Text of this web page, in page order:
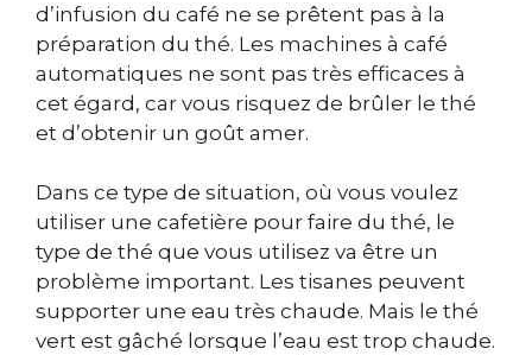
d’infusion du café ne se prêtent pas à la
préparation du thé. Les machines à café
automatiques ne sont pas très efficaces à
cet égard, car vous risquez de brûler le thé
et d’obtenir un goût amer.
Dans ce type de situation, où vous voulez
utiliser une cafetière pour faire du thé, le
type de thé que vous utilisez va être un
problème important. Les tisanes peuvent
supporter une eau très chaude. Mais le thé
vert est gâché lorsque l’eau est trop chaude.